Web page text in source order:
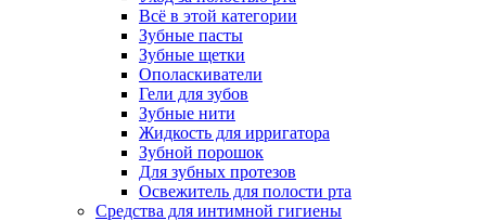
Всё в этой категории
Зубные пасты
Зубные щетки
Ополаскиватели
Гели для зубов
Зубные нити
Жидкость для ирригатора
Зубной порошок
Для зубных протезов
Освежитель для полости рта
Средства для интимной гигиены